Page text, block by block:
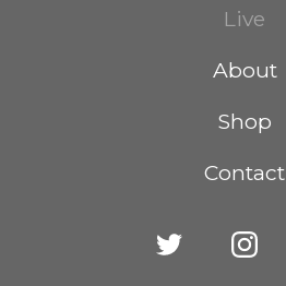
Live
About
Shop
Contact